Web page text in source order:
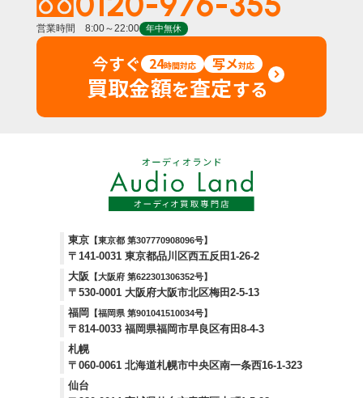
営業時間 8:00～22:00 年中無休
今すぐ 24時間対応 写メ対応
買取金額を査定する
東京 【東京都 第307770908096号】
〒141-0031 東京都品川区西五反田1-26-2
大阪
【大阪府 第622301306352号】
〒530-0001 大阪府大阪市北区梅田2-5-13
福岡
【福岡県 第901041510034号】
〒814-0033 福岡県福岡市早良区有田8-4-3
札幌
〒060-0061 北海道札幌市中央区南一条西16-1-323
仙台